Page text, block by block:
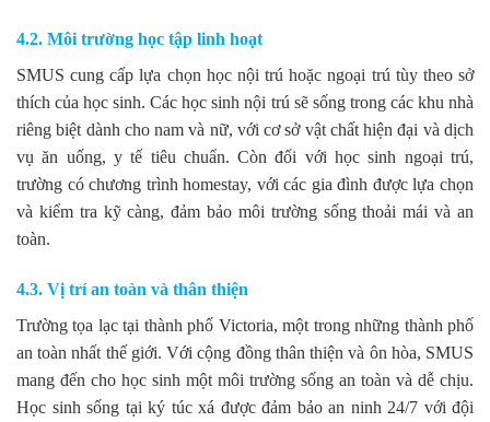
4.2. Môi trường học tập linh hoạt
SMUS cung cấp lựa chọn học nội trú hoặc ngoại trú tùy theo sở
thích của học sinh. Các học sinh nội trú sẽ sống trong các khu nhà
riêng biệt dành cho nam và nữ, với cơ sở vật chất hiện đại và dịch
vụ ăn uống, y tế tiêu chuẩn. Còn đối với học sinh ngoại trú,
trường có chương trình homestay, với các gia đình được lựa chọn
và kiểm tra kỹ càng, đảm bảo môi trường sống thoải mái và an
toàn.
4.3. Vị trí an toàn và thân thiện
Trường tọa lạc tại thành phố Victoria, một trong những thành phố
an toàn nhất thế giới. Với cộng đồng thân thiện và ôn hòa, SMUS
mang đến cho học sinh một môi trường sống an toàn và dễ chịu.
Học sinh sống tại ký túc xá được đảm bảo an ninh 24/7 với đội